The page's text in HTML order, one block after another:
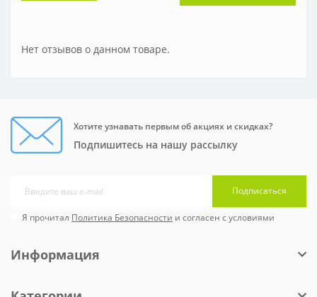
Нет отзывов о данном товаре.
Хотите узнавать первым об акциях и скидках?
Подпишитесь на нашу рассылку
Подписаться
Я прочитал Политика Безопасности и согласен с условиями
Информация